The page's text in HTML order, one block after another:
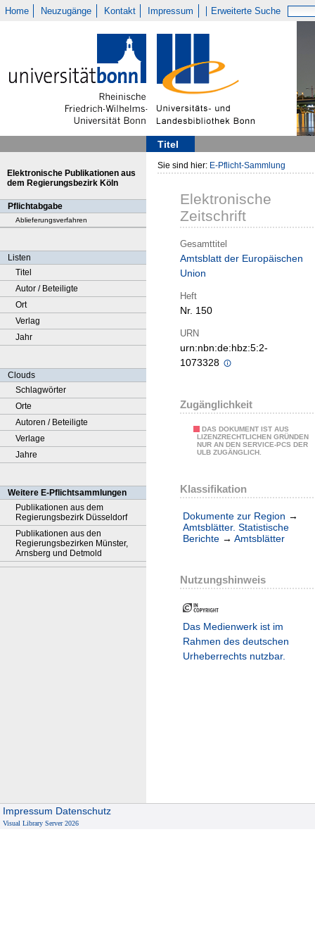
Home Neuzugänge Kontakt Impressum Erweiterte Suche
Titel
Elektronische Publikationen aus
dem Regierungsbezirk Köln
Pflichtabgabe
Ablieferungsverfahren
Listen
Titel
Autor / Beteiligte
Ort
Verlag
Jahr
Clouds
Schlagwörter
Orte
Autoren / Beteiligte
Verlage
Jahre
Weitere E-Pflichtsammlungen
Publikationen aus dem
Regierungsbezirk Düsseldorf
Publikationen aus den
Regierungsbezirken Münster,
Arnsberg und Detmold
Sie sind hier: E-Pflicht-Sammlung
Elektronische
Zeitschrift
Gesamttitel
Amtsblatt der Europäischen
Union
Heft
Nr. 150
URN
urn:nbn:de:hbz:5:2-
1073328
Zugänglichkeit
DAS DOKUMENT IST AUS
LIZENZRECHTLICHEN GRÜNDEN
NUR AN DEN SERVICE-PCS DER
ULB ZUGÄNGLICH.
Klassifikation
Dokumente zur Region →
Amtsblätter. Statistische
Berichte → Amtsblätter
Nutzungshinweis
Das Medienwerk ist im
Rahmen des deutschen
Urheberrechts nutzbar.
Impressum Datenschutz
Visual Library Server 2026